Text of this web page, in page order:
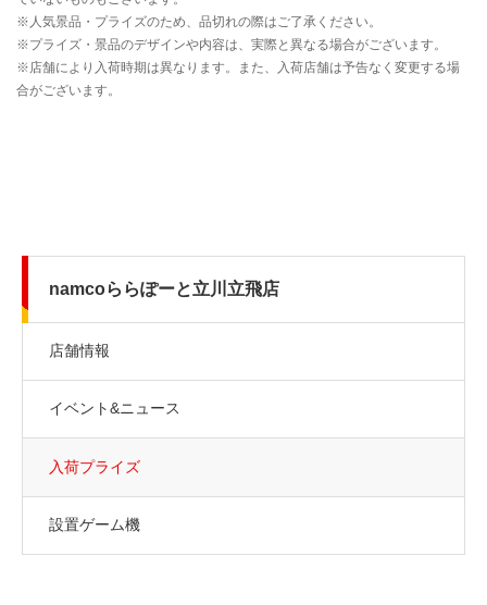
namcoららぽーと立川立飛店
店舗情報
イベント&ニュース
入荷プライズ
設置ゲーム機